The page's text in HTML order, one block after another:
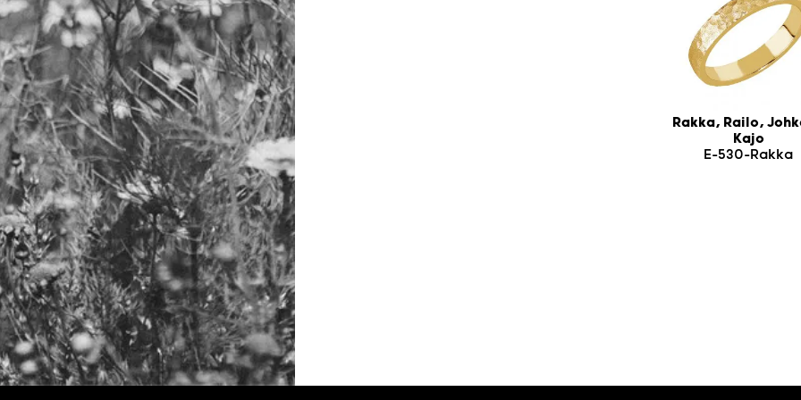
Rakka, Railo,
Kajo
E-530-Rakka